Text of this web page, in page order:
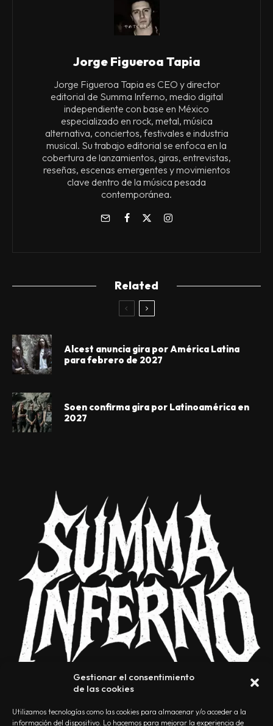
Gestionar el consentimiento
de las cookies
Utilizamos tecnologías como las cookies para almacenar y/o acceder a la
información del dispositivo. Lo hacemos para mejorar la experiencia de
Jorge Figueroa Tapia
Jorge Figueroa Tapia es CEO y director
editorial de Summa Inferno, medio digital
independiente con base en México
especializado en rock, metal, música
alternativa, conciertos, festivales e industria
musical. Su trabajo editorial se enfoca en la
cobertura de lanzamientos, giras, entrevistas,
reseñas, escenas emergentes y movimientos
clave dentro de la música pesada
contemporánea.
Related
Alcest anuncia gira por América Latina
para febrero de 2027
Soen confirma gira por Latinoamérica en
2027